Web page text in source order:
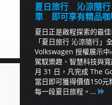
夏日旅行 沁涼隨
車 即可享有精品咖
夏日正是啟程探索的最
「夏日旅行 沁涼隨行」
Volkswagen 授權展示
駕馭樂趣、智慧科技與
月 31 日，凡完成 The
當日即可獲得價值150
每一段夏日旅程。...